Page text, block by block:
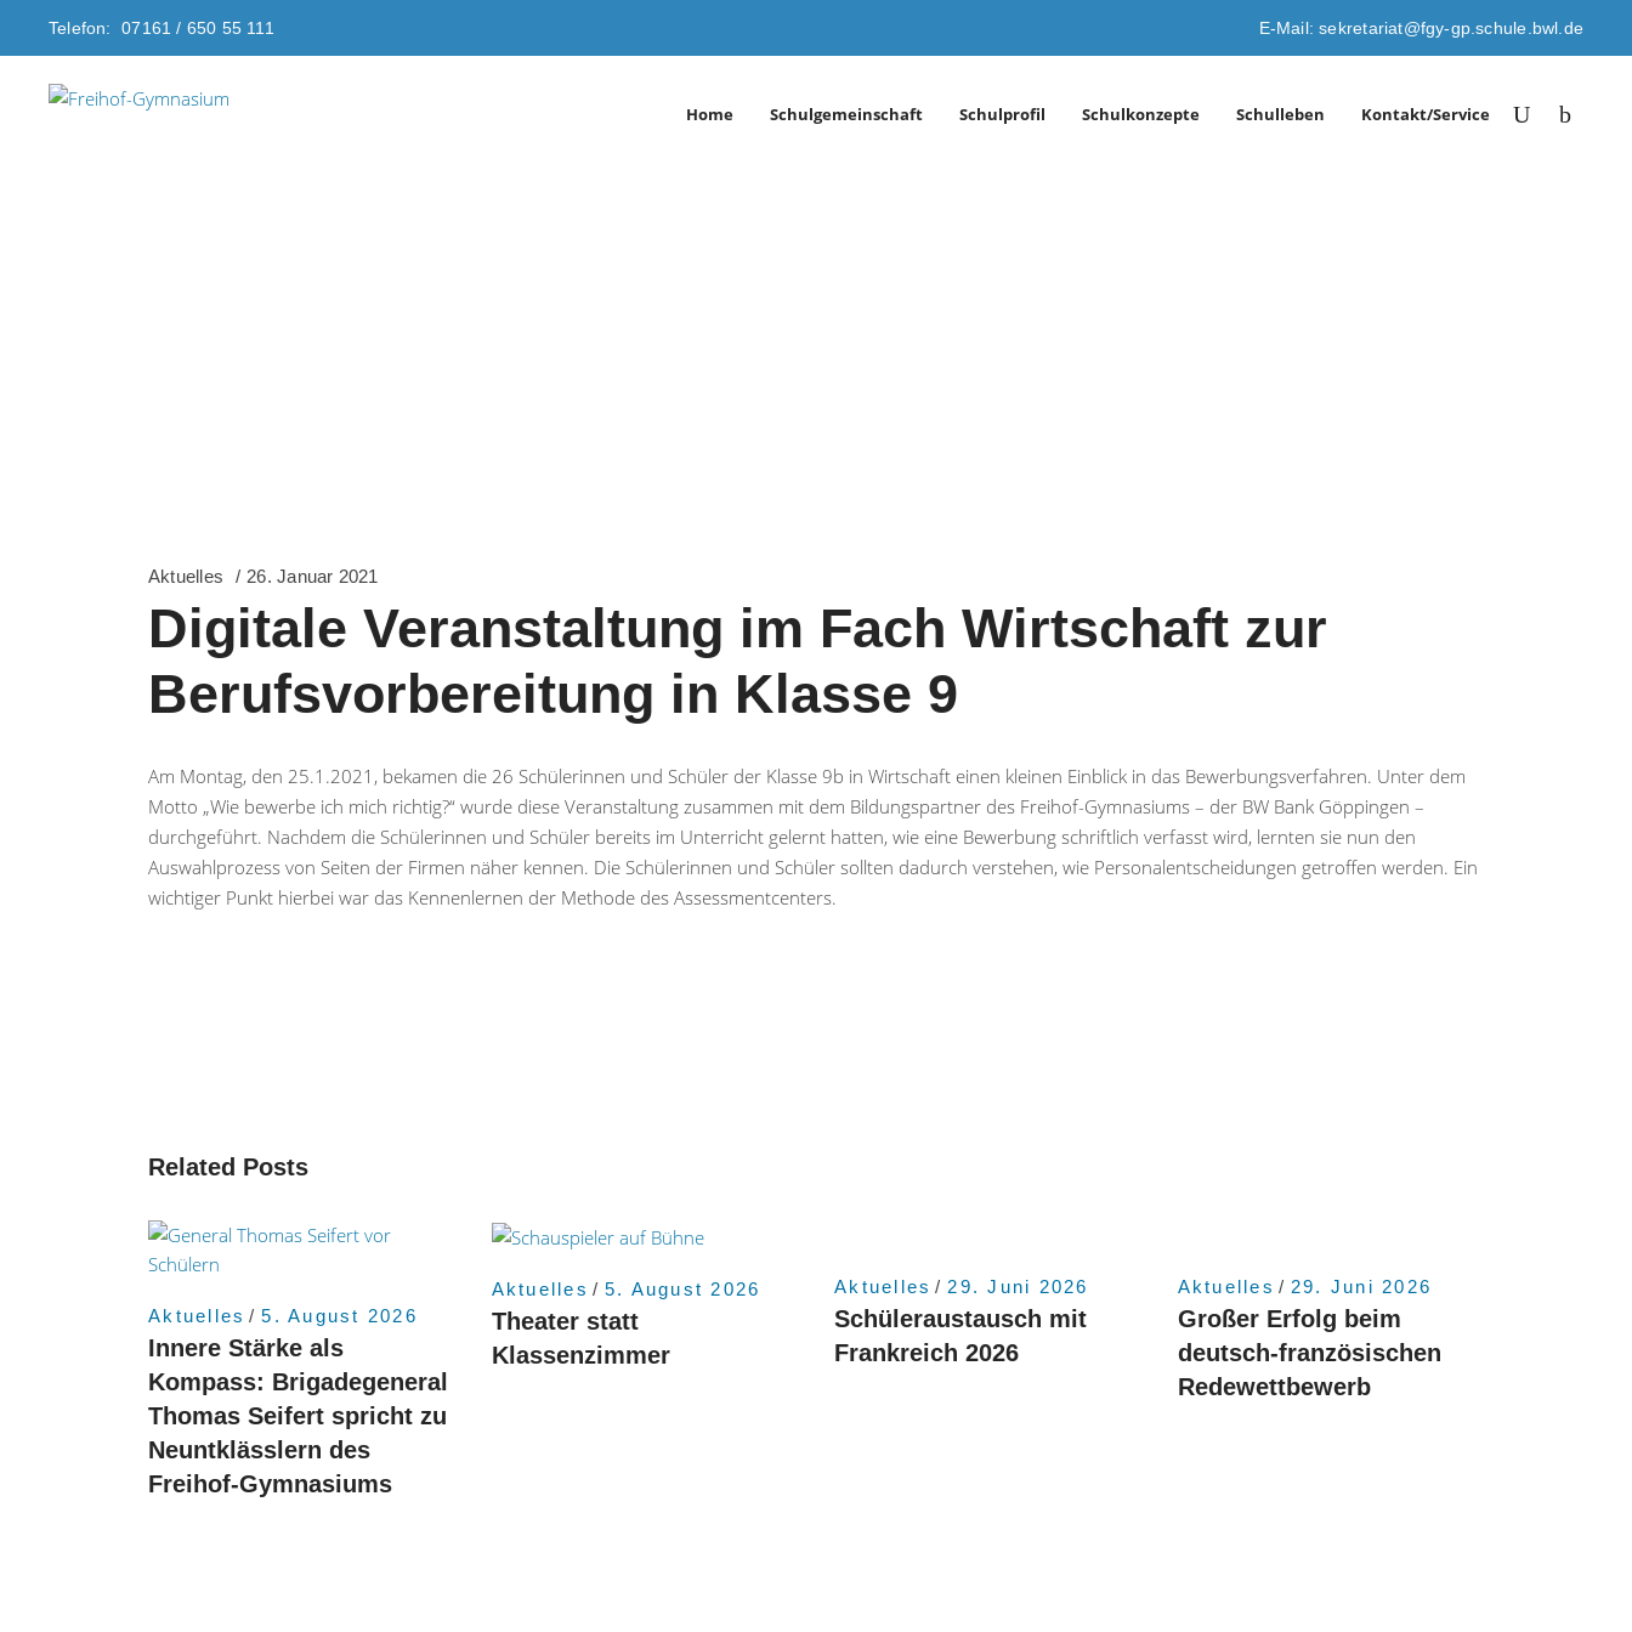
Telefon: 07161 / 650 55 111 E-Mail: sekretariat@fgy-gp.schule.bwl.de
Home Schulgemeinschaft Schulprofil Schulkonzepte Schulleben Kontakt/Service
Aktuelles 26. Januar 2021
Digitale Veranstaltung im Fach Wirtschaft zur
Berufsvorbereitung in Klasse 9
Am Montag, den 25.1.2021, bekamen die 26 Schülerinnen und Schüler der Klasse 9b in Wirtschaft einen kleinen Einblick in das Bewerbungsverfahren. Unter dem
Motto „Wie bewerbe ich mich richtig?“ wurde diese Veranstaltung zusammen mit dem Bildungspartner des Freihof-Gymnasiums – der BW Bank Göppingen –
durchgeführt. Nachdem die Schülerinnen und Schüler bereits im Unterricht gelernt hatten, wie eine Bewerbung schriftlich verfasst wird, lernten sie nun den
Auswahlprozess von Seiten der Firmen näher kennen. Die Schülerinnen und Schüler sollten dadurch verstehen, wie Personalentscheidungen getroffen werden. Ein
wichtiger Punkt hierbei war das Kennenlernen der Methode des Assessmentcenters.
Related Posts
Aktuelles 5. August 2026
Innere Stärke als
Kompass: Brigadegeneral
Thomas Seifert spricht zu
Neuntklässlern des
Freihof-Gymnasiums
Aktuelles 5. August 2026
Theater statt
Klassenzimmer
Aktuelles 29. Juni 2026
Schüleraustausch mit
Frankreich 2026
Aktuelles 29. Juni 2026
Großer Erfolg beim
deutsch-französischen
Redewettbewerb